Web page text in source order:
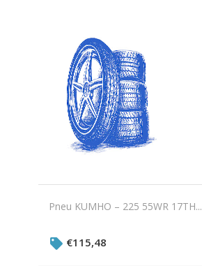
Pneu KUMHO – 225 55WR 17TH...
€115,48